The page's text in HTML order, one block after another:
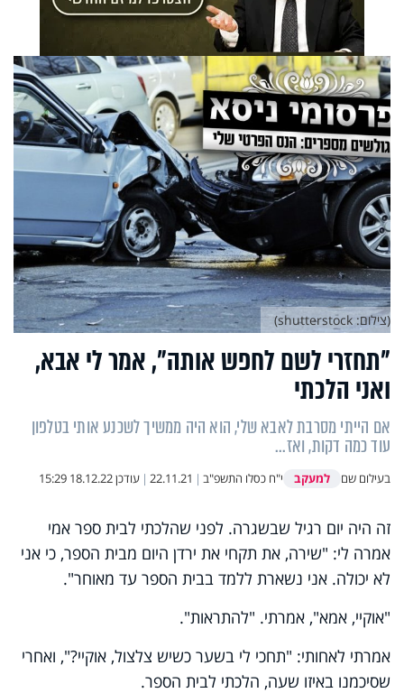
"תחזרי לשם לחפש אותה", אמר לי אבא,
ואני הלכתי
אם הייתי מסרבת לאבא שלי, הוא היה ממשיך לשכנע אותי בטלפון
עוד כמה דקות, ואז...
בעילום שם למעקב י"ח כסלו התשפ"ב |
22.11.21
| עודכן18.12.22 15:29
(צילום: shutterstock)
זה היה יום רגיל שבשגרה. לפני שהלכתי לבית ספר אמי
אמרה לי: "שירה, את תקחי את ירדן היום מבית הספר, כי אני
לא יכולה. אני נשארת ללמד בבית הספר עד מאוחר".
"אוקיי, אמא", אמרתי. "להתראות"
.
אמרתי לאחותי: "תחכי לי בשער כשיש צלצול, אוקיי?", ואחרי
שסיכמנו באיזו שעה, הלכתי לבית הספר.